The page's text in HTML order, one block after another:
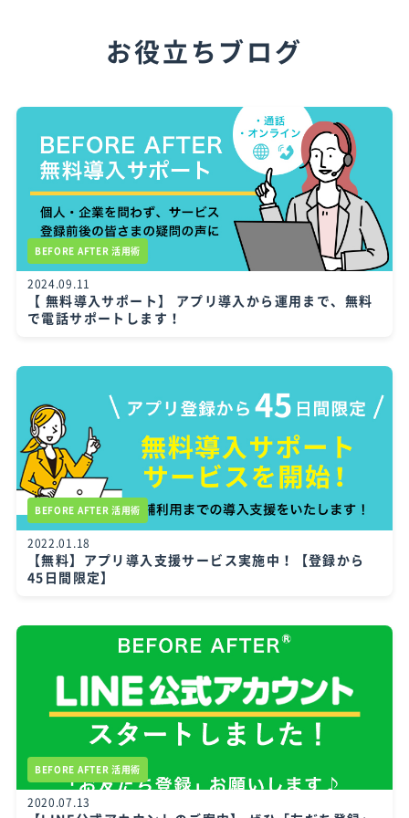
お役立ちブログ
BEFORE AFTER 活用術
2024.09.11
【 無料導入サポート】 アプリ導入から運用まで、無料
で電話サポートします！
BEFORE AFTER 活用術
2022.01.18
【無料】アプリ導入支援サービス実施中！【登録から
45日間限定】
BEFORE AFTER 活用術
2020.07.13